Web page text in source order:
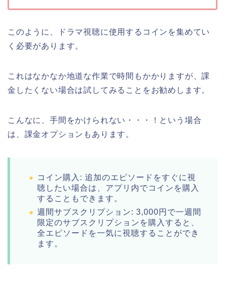
このように、ドラマ視聴に使用するコインを集めてい
く必要があります。
これはなかなか地道な作業で時間もかかりますが、課
金したくない場合は試してみることをお勧めします。
こんなに、手間をかけられない・・・！という場合
は、課金オプションもあります。
コイン購入: 追加のエピソードをすぐに視
聴したい場合は、アプリ内でコインを購入
することもできます。
週間サブスクリプション: 3,000円で一週間
限定のサブスクリプションを購入すると、
全エピソードを一気に視聴することができ
ます。